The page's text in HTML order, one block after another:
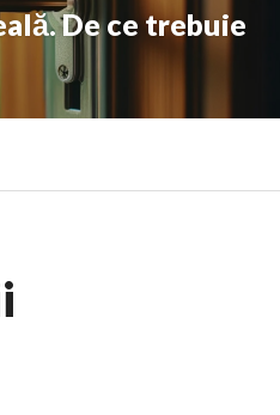
De ce trebuie